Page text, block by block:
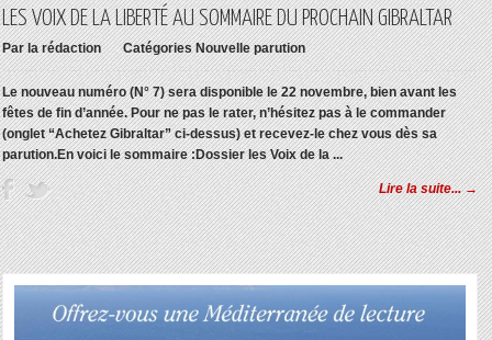
LES VOIX DE LA LIBERTÉ AU SOMMAIRE DU PROCHAIN GIBRALTAR
Par la rédaction Catégories Nouvelle parution
Le nouveau numéro (N° 7) sera disponible le 22 novembre, bien avant les
fêtes de fin d’année. Pour ne pas le rater, n’hésitez pas à le commander
(onglet “Achetez Gibraltar” ci-dessus) et recevez-le chez vous dès sa
parution.En voici le sommaire :Dossier les Voix de la ...
Lire la suite... →